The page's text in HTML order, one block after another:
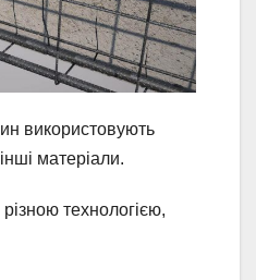
використовують
матеріали.
технологією,